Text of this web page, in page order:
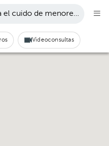
el cuido de menores · San
Videoconsultas